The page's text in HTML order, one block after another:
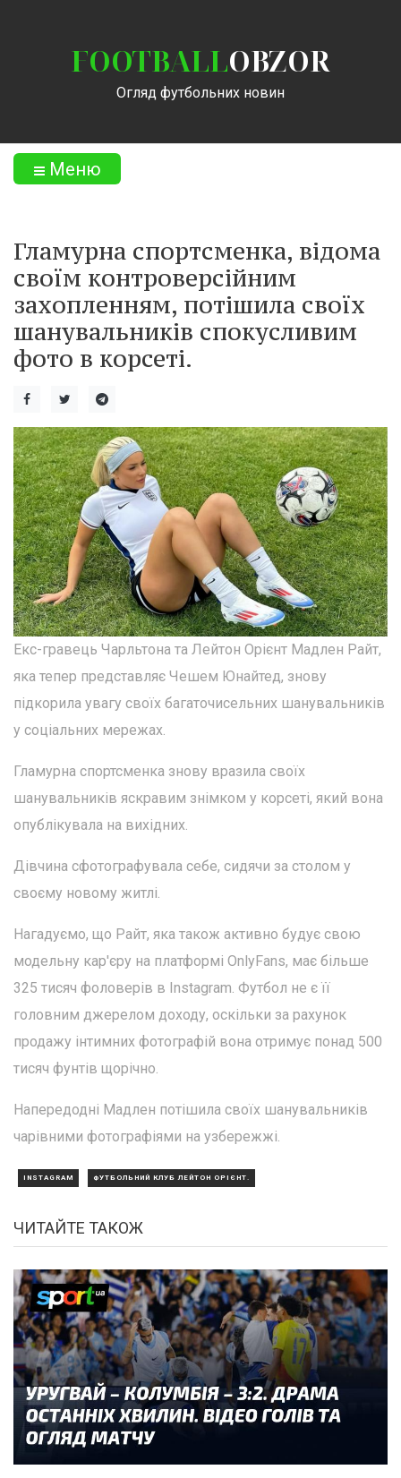
FOOTBALLOBZOR
Огляд футбольних новин
Меню
Гламурна спортсменка, відома
своїм контроверсійним
захопленням, потішила своїх
шанувальників спокусливим
фото в корсеті.
Екс-гравець Чарльтона та Лейтон Орієнт Мадлен Райт,
яка тепер представляє Чешем Юнайтед, знову
підкорила увагу своїх багаточисельних шанувальників
у соціальних мережах.
Гламурна спортсменка знову вразила своїх
шанувальників яскравим знімком у корсеті, який вона
опублікувала на вихідних.
Дівчина сфотографувала себе, сидячи за столом у
своєму новому житлі.
Нагадуємо, що Райт, яка також активно будує свою
модельну кар'єру на платформі OnlyFans, має більше
325 тисяч фоловерів в Instagram. Футбол не є її
головним джерелом доходу, оскільки за рахунок
продажу інтимних фотографій вона отримує понад 500
тисяч фунтів щорічно.
Напередодні Мадлен потішила своїх шанувальників
чарівними фотографіями на узбережжі.
INSTAGRAM ФУТБОЛЬНИЙ КЛУБ ЛЕЙТОН ОРІЄНТ.
ЧИТАЙТЕ ТАКОЖ